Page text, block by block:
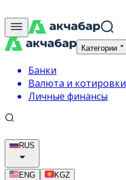
Категории
Банки
Валюта и котировки
Личные финансы
RUS
ENG
KGZ